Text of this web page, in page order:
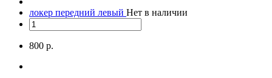
локер передний левый Нет в наличии
800 р.